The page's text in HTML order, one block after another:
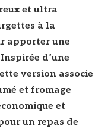
et ultra
à la
apporter une
d’une
version associe
et fromage
et
un repas de